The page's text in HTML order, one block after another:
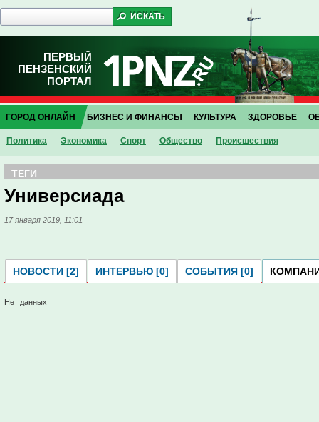
ПЕРВЫЙ
ПЕНЗЕНСКИЙ
ПОРТАЛ
ГОРОД ОНЛАЙН
Политика Экономика Спорт Общество Проиcшествия
БИЗНЕС И ФИНАНСЫ КУЛЬТУРА ЗДОРОВЬЕ
ТЕГИ
Универсиада
17 января 2019, 11:01
НОВОСТИ [2] ИНТЕРВЬЮ [0] СОБЫТИЯ [0]
Нет данных